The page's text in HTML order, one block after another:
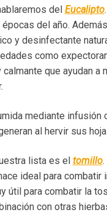
del Eucalipto
del año.
y desinfectante
como
que ayudan a
mediante infusión
al hervir sus
lista es el tomillo.
ideal para combatir
útil para combatir la
con otras